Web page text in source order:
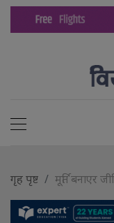
गृह पृष्ट मूर्ति बनाएर